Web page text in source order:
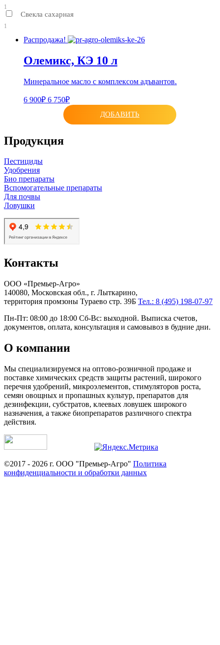
1
Свекла сахарная
1
Распродажа!
Олемикс, КЭ 10 л
Минеральное масло с комплексом адъвантов.
6 900₽ 6 750₽
ДОБАВИТЬ
Продукция
Пестициды
Удобрения
Био препараты
Вспомогательные препараты
Для почвы
Ловушки
Контакты
ООО «Премьер-Агро»
140080, Московская обл., г. Лыткарино,
территория промзоны Тураево стр. 39Б Тел.: 8 (495) 198-07-97
Пн-Пт: 08:00 до 18:00 Сб-Вс: выходной. Выписка счетов,
документов, оплата, консультация и самовывоз в будние дни.
О компании
Мы специализируемся на оптово-розничной продаже и
поставке химических средств защиты растений, широкого
перечня удобрений, микроэлементов, стимуляторов роста,
семян овощных и пропашных культур, препаратов для
дезинфекции, субстратов, клеевых ловушек широкого
назначения, а также биопрепаратов различного спектра
действия.
©2017 - 2026 г. ООО "Премьер-Агро" Политика
конфиденциальности и обработки данных